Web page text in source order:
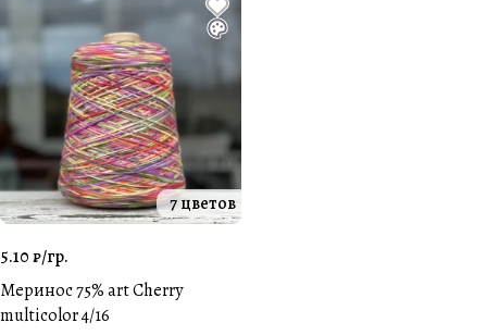
7 цветов
5.10 ₽/гр.
Меринос 75% art Cherry
multicolor 4/16